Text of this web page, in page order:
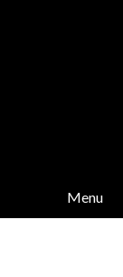
Menu